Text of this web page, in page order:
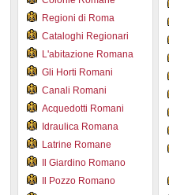
Regioni di Roma
Cataloghi Regionari
L'abitazione Romana
Gli Horti Romani
Canali Romani
Acquedotti Romani
Idraulica Romana
Latrine Romane
Il Giardino Romano
Il Pozzo Romano